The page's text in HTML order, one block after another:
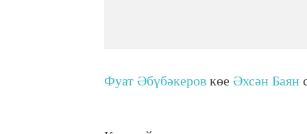
Фуат Әбүбәкеров көе Әхсән Баян